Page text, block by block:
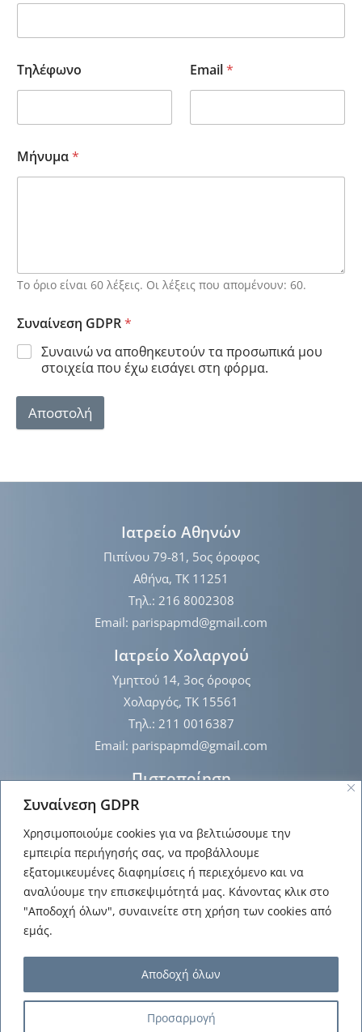
Συναίνεση GDPR
Χρησιμοποιούμε cookies για να βελτιώσουμε την
εμπειρία περιήγησής σας, να προβάλλουμε
εξατομικευμένες διαφημίσεις ή περιεχόμενο και να
αναλύουμε την επισκεψιμότητά μας. Κάνοντας κλικ στο
"Αποδοχή όλων", συναινείτε στη χρήση των cookies από
εμάς.
Προσαρμογή
Αποδοχή όλων
Τηλέφωνο Email*
Μήνυμα*
Το όριο είναι 60 λέξεις. Οι λέξεις που απομένουν: 60.
Συναίνεση GDPR*
Συναινώ να αποθηκευτούν τα προσωπικά μου
στοιχεία που έχω εισάγει στη φόρμα.
Αποστολή
Ιατρείο Αθηνών
Πιπίνου 79-81, 5ος όροφος
Αθήνα, ΤΚ 11251
Τηλ.: 216 8002308
Email: parispapmd@gmail.com
Ιατρείο Χολαργού
Υμηττού 14, 3ος όροφος
Χολαργός, ΤΚ 15561
Τηλ.: 211 0016387
Email: parispapmd@gmail.com
Πιστοποίηση
Πληροφορίες
Χάρτης Ιστότοπου